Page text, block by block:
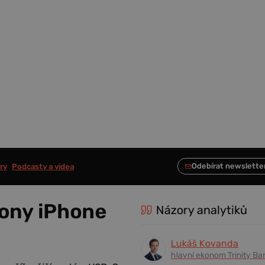
Podcasty a videa
iPhone Názory analytiků
Lukáš Kovanda
hlavní ekonom Trinity